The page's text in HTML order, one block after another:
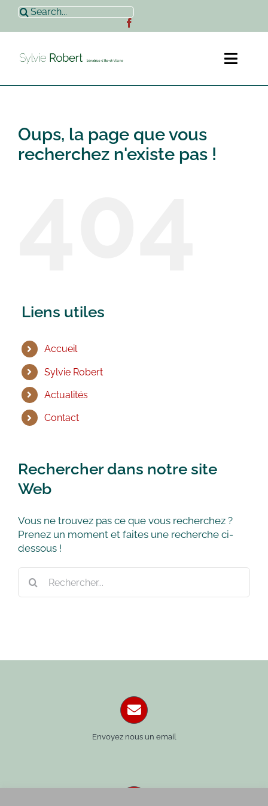
Passer
contenu
Rechercher:
Sylvie Robert
Oups, la page que vous
recherchez n'existe pas !
Liens utiles
Accueil
Sylvie Robert
Actualités
Contact
Rechercher dans notre site
Web
Vous ne trouvez pas ce que vous recherchez ?
Prenez un moment et faites une recherche ci-
dessous !
Envoyez nous un email